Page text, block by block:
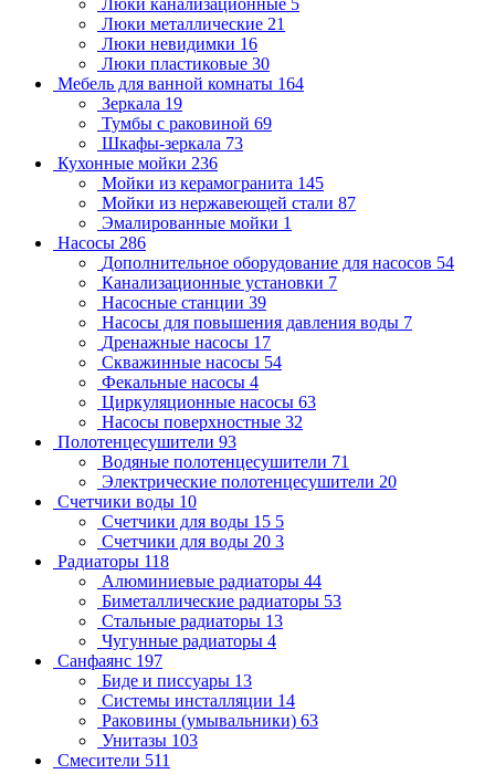
Люки канализационные 5
Люки металлические 21
Люки невидимки 16
Люки пластиковые 30
Мебель для ванной комнаты 164
Зеркала 19
Тумбы с раковиной 69
Шкафы-зеркала 73
Кухонные мойки 236
Мойки из керамогранита 145
Мойки из нержавеющей стали 87
Эмалированные мойки 1
Насосы 286
Дополнительное оборудование для насосов 54
Канализационные установки 7
Насосные станции 39
Насосы для повышения давления воды 7
Дренажные насосы 17
Скважинные насосы 54
Фекальные насосы 4
Циркуляционные насосы 63
Насосы поверхностные 32
Полотенцесушители 93
Водяные полотенцесушители 71
Электрические полотенцесушители 20
Счетчики воды 10
Счетчики для воды 15 5
Счетчики для воды 20 3
Радиаторы 118
Алюминиевые радиаторы 44
Биметаллические радиаторы 53
Стальные радиаторы 13
Чугунные радиаторы 4
Санфаянс 197
Биде и писсуары 13
Системы инсталляции 14
Раковины (умывальники) 63
Унитазы 103
Смесители 511